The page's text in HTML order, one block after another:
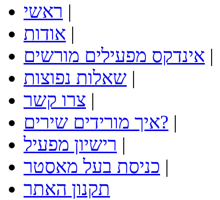
ראשי |
אודות |
אינדקס מפעילים מורשים |
שאלות נפוצות |
צרו קשר |
איך מורידים שירים? |
רישיון מפעיל |
כניסת בעל מאסטר |
תקנון האתר